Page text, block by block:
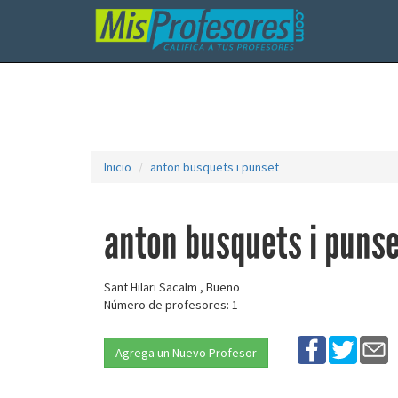
Inicio anton busquets i punset
anton busquets i
Sant Hilari Sacalm , Bueno
Número de profesores: 1
Agrega un Nuevo Profesor